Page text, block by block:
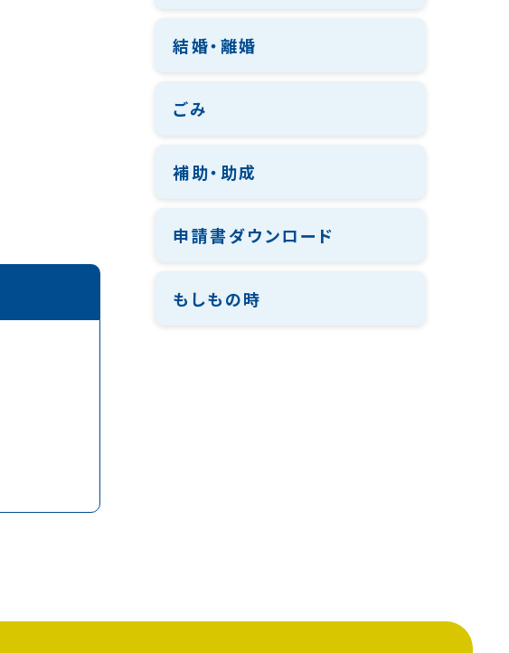
結婚・離婚
ごみ
補助・助成
申請書ダウンロード
もしもの時